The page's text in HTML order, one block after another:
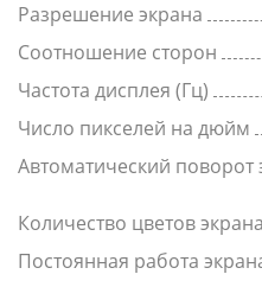
Разрешение экрана
Соотношение сторон
Частота дисплея (Гц)
Число пикселей на дюйм
Автоматический поворот
Количество цветов экрана
Постоянная работа